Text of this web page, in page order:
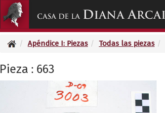
Apéndice I: Piezas Todas las piezas
Pieza : 663